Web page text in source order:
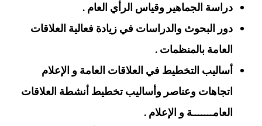
دراسة الجماهير وقياس الرأي العام .
دور البحوث والدراسات في زيادة فعالية العلاقات
العامة بالمنظمات .
أساليب التخطيط في العلاقات العامة و الإعلام
اتجاهات وعناصر وأساليب تخطيط أنشطة العلاقات
العامـــــــة و الإعلام .